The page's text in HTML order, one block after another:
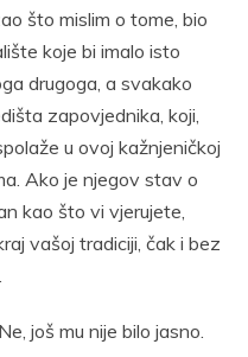
što mislim o tome, bio
koje bi imalo isto
drugoga, a svakako
zapovjednika, koji,
u ovoj kažnjeničkoj
Ako je njegov stav o
kao što vi vjerujete,
vašoj tradiciji, čak i bez
još mu nije bilo jasno.